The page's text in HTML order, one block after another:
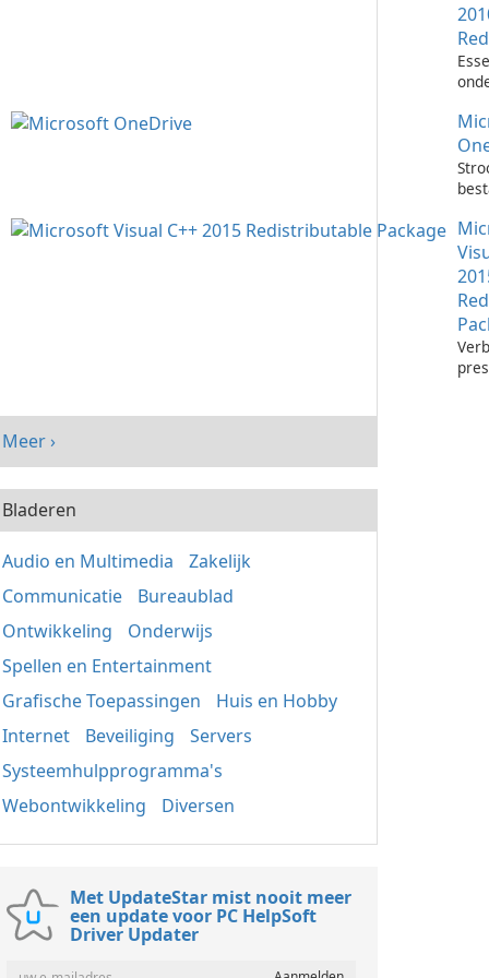
Meer ›
Bladeren
Audio en Multimedia
Zakelijk
Communicatie
Bureaublad
Ontwikkeling
Onderwijs
Spellen en Entertainment
Grafische Toepassingen
Huis en Hobby
Internet
Beveiliging
Servers
Systeemhulpprogramma's
Webontwikkeling
Diversen
Met UpdateStar mist nooit meer
een update voor PC HelpSoft
Driver Updater